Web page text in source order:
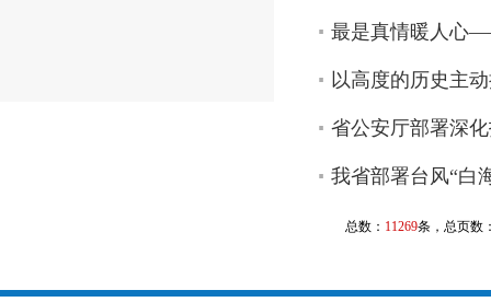
最是真情暖人心
以高度的历史主
省公安厅部署深
我省部署台风“白
总数： 11269条，总页数